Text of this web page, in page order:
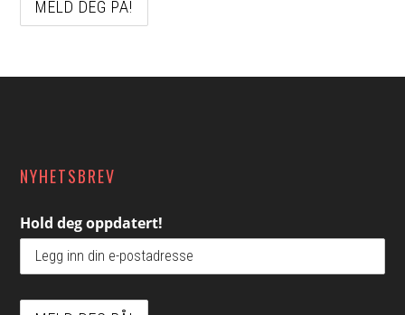
NYHETSBREV
Hold deg oppdatert!